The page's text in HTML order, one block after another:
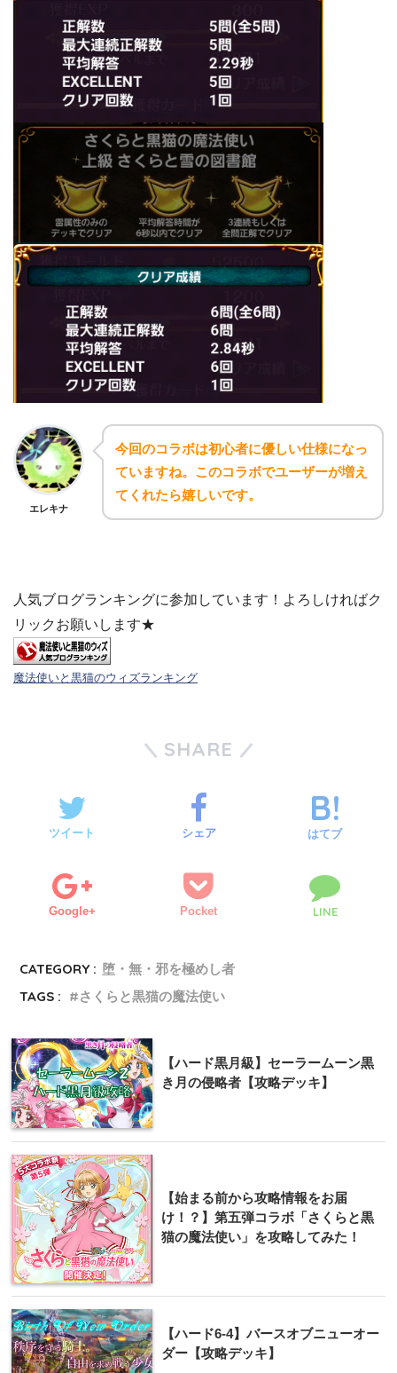
エレキナ
今回のコラボは初心者に優しい仕様になっ
ていますね。このコラボでユーザーが増え
てくれたら嬉しいです。
人気ブログランキングに参加しています！よろしければク
リックお願いします★
魔法使いと黒猫のウィズランキング
SHARE
ツイート シェア はてブ
Google+ Pocket LINE
CATEGORY : 堕・無・邪を極めし者
TAGS :
さくらと黒猫の魔法使い
【ハード黒月級】セーラームーン黒
き月の侵略者【攻略デッキ】
【始まる前から攻略情報をお届
け！？】第五弾コラボ「さくらと黒
猫の魔法使い」を攻略してみた！
【ハード6-4】バースオブニューオー
ダー【攻略デッキ】